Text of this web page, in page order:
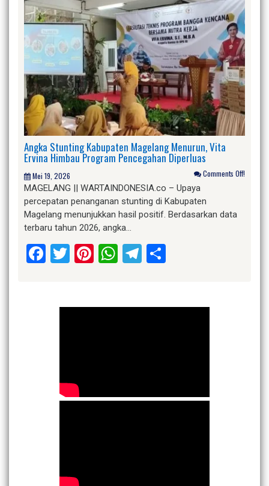
Angka Stunting Kabupaten Magelang Menurun, Vita
Ervina Himbau Program Pencegahan Diperluas
Mei 19, 2026 Comments Off!
MAGELANG || WARTAINDONESIA.co – Upaya
percepatan penanganan stunting di Kabupaten
Magelang menunjukkan hasil positif. Berdasarkan data
terbaru tahun 2026, angka…
Facebook
Twitter
Pinterest
WhatsApp
Telegram